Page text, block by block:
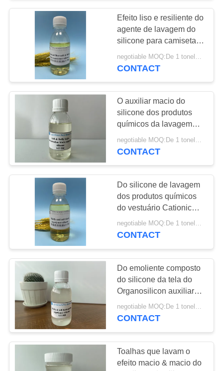
NOTÍCIA
PEÇA
UMAS
CITAÇÕES
SITE
PRIVACY
POLICY
Copolímero de
bloco do silicone
37
Silicone que alisa o
agente
Alisando a emulsão
de silicone
10
34
Efeito liso e resiliente do
agente de lavagem do
silicone para camisetas
da fibra química
CONTACT
O auxiliar macio do
silicone dos produtos
químicos da lavagem
das camisetas dá o
Softness e o Fluffiness
negotiable MOQ:De 1 toneladas
CONTACT
Do silicone de lavagem
dos produtos químicos
do vestuário Cationic
fraco copolímero macio
& macio de bloco
negotiable MOQ:De 1 toneladas
CONTACT
Do emoliente composto
do silicone da tela do
Organosilicon auxiliar
de lavagem
negotiable MOQ:De 1 toneladas
CONTACT
Toalhas que lavam o
efeito macio & macio do